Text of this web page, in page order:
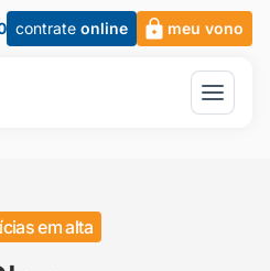
contrate online meu vono
em alta